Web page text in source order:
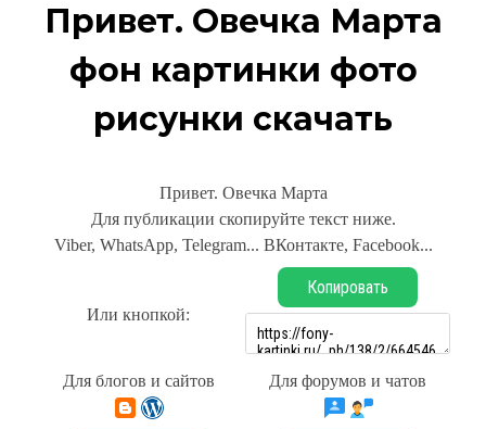
Привет. Овечка Марта
фон картинки фото
рисунки скачать
Привет. Овечка Марта
Для публикации скопируйте текст ниже.
Viber, WhatsApp, Telegram... ВКонтакте, Facebook...
Или кнопкой:
Копировать
Для блогов и сайтов Для форумов и чатов